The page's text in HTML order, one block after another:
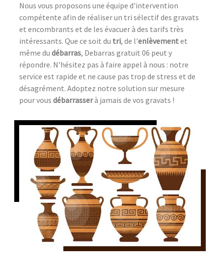
Nous vous proposons une équipe d'intervention
compétente afin de réaliser un tri sélectif des gravats
et encombrants et de les évacuer à des tarifs très
intéressants. Que ce soit du tri, de l'enlèvementet
même du débarras, Debarras gratuit 06 peut y
répondre. N'hésitez pas à faire appel à nous : notre
service est rapide et ne cause pas trop de stress et de
désagrément. Adoptez notre solution sur mesure
pour vous débarrasserà jamais de vos gravats !